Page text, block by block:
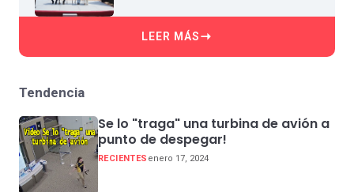
LEER MÁS
Tendencia
Se lo "traga" una turbina de avión a
punto de despegar!
RECIENTES enero 17, 2024